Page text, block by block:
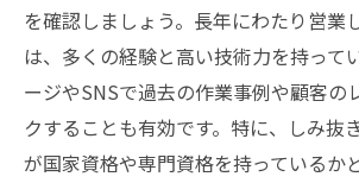
を確認しましょう。長年にわたり営業
は、多くの経験と高い技術力を持って
ージやSNSで過去の作業事例や顧客の
クすることも有効です。特に、しみ抜
が国家資格や専門資格を持っているか